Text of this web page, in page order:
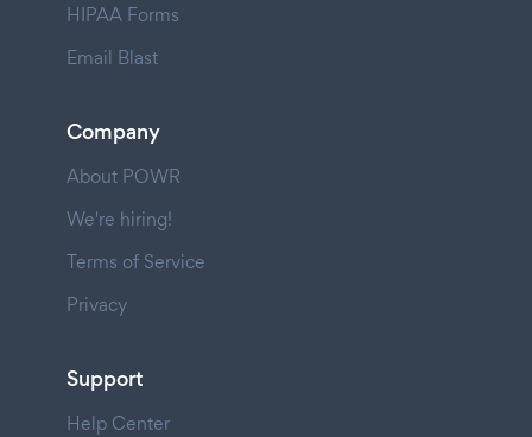
HIPAA Forms
Email Blast
Company
About POWR
We're hiring!
Terms of Service
Privacy
Support
Help Center